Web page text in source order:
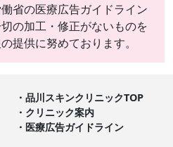
省の医療広告ガイドライン
の加工・修正がないものを
提供に努めております。
品川スキンクリニックTOP
クリニック案内
医療広告ガイドライン